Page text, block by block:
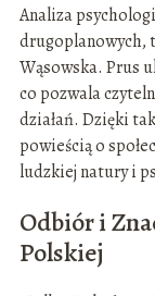
Analiza
drugoplanowych,
Wąsowska. Prus
co pozwala
działań. Dzięki
powieścią o
ludzkiej natury i
Odbiór i
Polskiej